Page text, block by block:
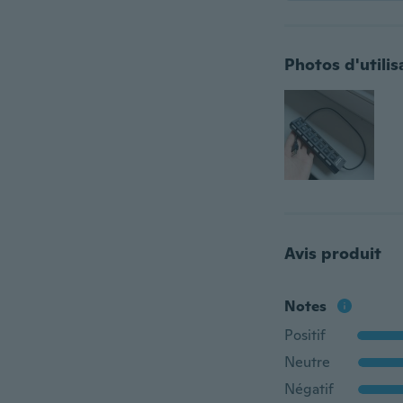
Photos
Avis produit
Notes
Positif
Neutre
Négatif